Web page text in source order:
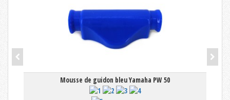
Mousse de guidon bleu Yamaha PW 50